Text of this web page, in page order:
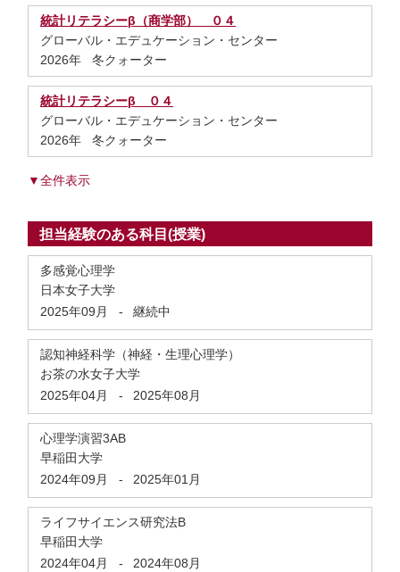
統計リテラシーβ（商学部） ０４
グローバル・エデュケーション・センター
2026年 冬クォーター
統計リテラシーβ ０４
グローバル・エデュケーション・センター
2026年 冬クォーター
▼全件表示
担当経験のある科目(授業)
多感覚心理学
日本女子大学
2025年09月
- 継続中
認知神経科学（神経・生理心理学）
お茶の水女子大学
2025年04月
- 2025年08月
心理学演習3AB
早稲田大学
2024年09月
- 2025年01月
ライフサイエンス研究法B
早稲田大学
2024年04月
- 2024年08月